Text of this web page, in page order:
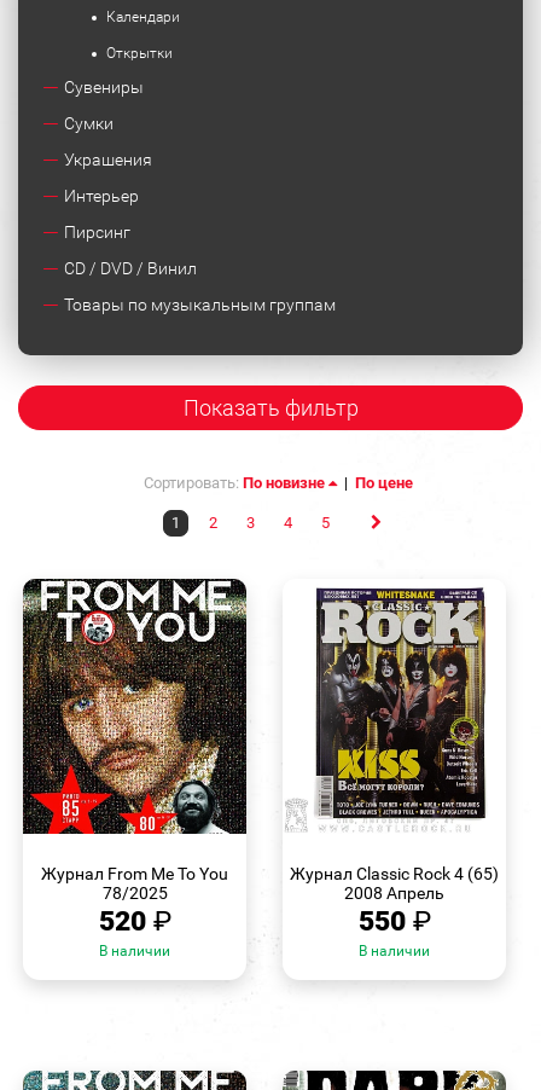
Календари
Открытки
Сувениры
Сумки
Украшения
Интерьер
Пирсинг
CD / DVD / Винил
Товары по музыкальным группам
Показать фильтр
Сортировать: По новизне | По цене
1 2 3 4 5
Журнал From Me To You
78/2025
520 ₽
В наличии
Журнал Classic Rock 4 (65)
2008 Апрель
550 ₽
В наличии